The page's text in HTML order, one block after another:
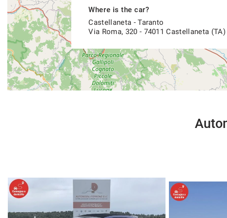
- Nous parlons français
- Hablamos español
Where is the car?
Castellaneta - Taranto
Via Roma, 320 - 74011 Castellaneta (TA)